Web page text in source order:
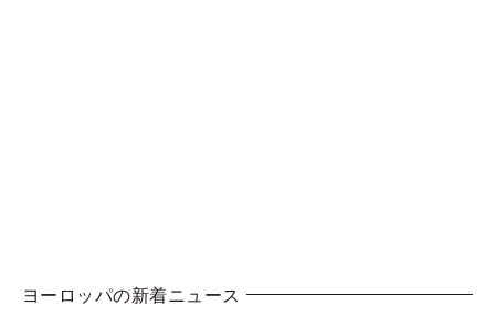
ヨーロッパの新着ニュース